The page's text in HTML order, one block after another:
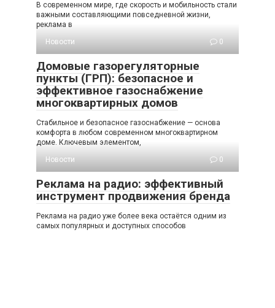
В современном мире, где скорость и мобильность стали
важными составляющими повседневной жизни,
реклама в
Новости
0
Домовые газорегуляторные
пункты (ГРП): безопасное и
эффективное газоснабжение
многоквартирных домов
Стабильное и безопасное газоснабжение — основа
комфорта в любом современном многоквартирном
доме. Ключевым элементом,
Новости
0
Реклама на радио: эффективный
инструмент продвижения бренда
Реклама на радио уже более века остаётся одним из
самых популярных и доступных способов